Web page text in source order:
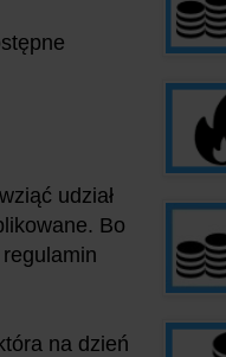
udział
Bo
na dzień